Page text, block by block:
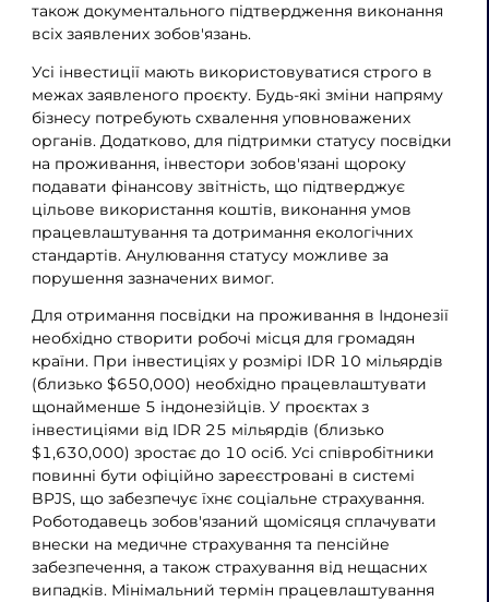
також документального підтвердження виконання
всіх заявлених зобов'язань.
Усі інвестиції мають використовуватися строго в
межах заявленого проєкту. Будь-які зміни напряму
бізнесу потребують схвалення уповноважених
органів. Додатково, для підтримки статусу посвідки
на проживання, інвестори зобов'язані щороку
подавати фінансову звітність, що підтверджує
цільове використання коштів, виконання умов
працевлаштування та дотримання екологічних
стандартів. Анулювання статусу можливе за
порушення зазначених вимог.
Для отримання посвідки на проживання в Індонезії
необхідно створити робочі місця для громадян
країни. При інвестиціях у розмірі IDR 10 мільярдів
(близько $650,000) необхідно працевлаштувати
щонайменше 5 індонезійців. У проєктах з
інвестиціями від IDR 25 мільярдів (близько
$1,630,000) зростає до 10 осіб. Усі співробітники
повинні бути офіційно зареєстровані в системі
BPJS, що забезпечує їхнє соціальне страхування.
Роботодавець зобов'язаний щомісяця сплачувати
внески на медичне страхування та пенсійне
забезпечення, а також страхування від нещасних
випадків. Мінімальний термін працевлаштування